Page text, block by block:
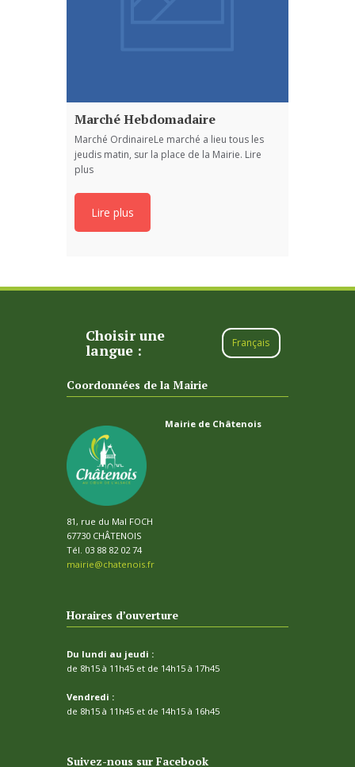
Marché Hebdomadaire
Marché OrdinaireLe marché a lieu tous les
jeudis matin, sur la place de la Mairie. Lire
plus
Lire plus
Choisir une
langue :
Français
Coordonnées de la Mairie
Mairie de Châtenois
81, rue du Mal FOCH
67730 CHÂTENOIS
Tél. 03 88 82 02 74
mairie@chatenois.fr
Horaires d’ouverture
Du lundi au jeudi :
de 8h15 à 11h45 et de 14h15 à 17h45
Vendredi :
de 8h15 à 11h45 et de 14h15 à 16h45
Suivez-nous sur Facebook